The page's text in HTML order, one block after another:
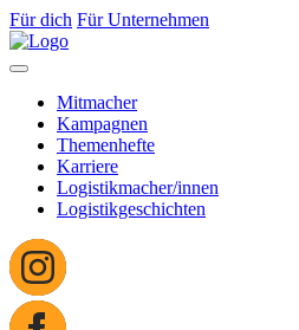
Für dich Für Unternehmen
Mitmacher
Kampagnen
Themenhefte
Karriere
Logistikmacher/innen
Logistikgeschichten